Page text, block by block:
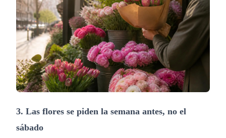
3. Las flores se piden la semana antes, no el
sábado